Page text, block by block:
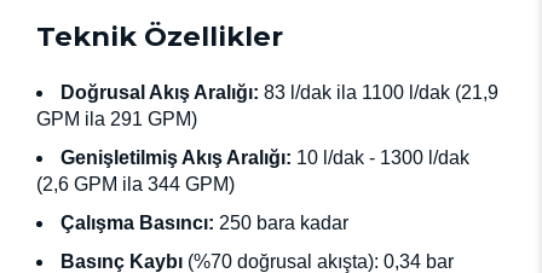
Teknik Özellikler
Doğrusal Akış Aralığı: 83 l/dak ila 1100 l/dak (21,9
GPM ila 291 GPM)
Genişletilmiş Akış Aralığı: 10 l/dak - 1300 l/dak
(2,6 GPM ila 344 GPM)
Çalışma Basıncı: 250 bara kadar
Basınç Kaybı (%70 doğrusal akışta): 0,34 bar